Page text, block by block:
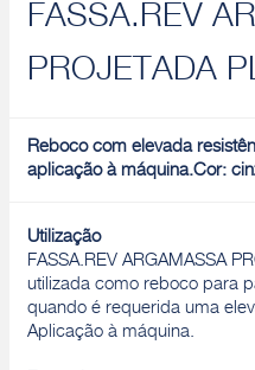
FASSA.REV
PROJETADA
Reboco com elevada
aplicação à máquina.Cor:
Utilização
FASSA.REV ARGAMASSA
utilizada como reboco para
quando é requerida uma
Aplicação à máquina.